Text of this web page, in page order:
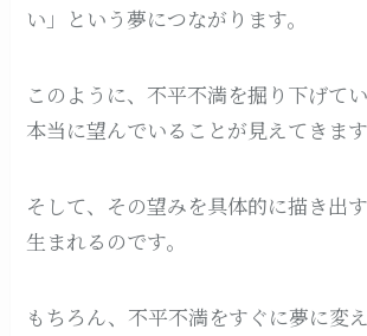
い」という夢につながります。
このように、不平不満を掘り下げて
本当に望んでいることが見えてきます
そして、その望みを具体的に描き出
生まれるのです。
もちろん、不平不満をすぐに夢に変